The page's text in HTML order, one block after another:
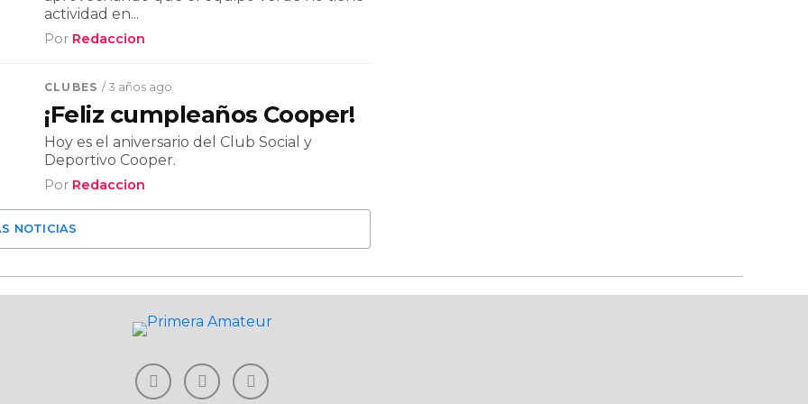
actividad en...
Por Redaccion
CLUBES / 3 años ago
¡Feliz cumpleaños Cooper!
Hoy es el aniversario del Club Social y
Deportivo Cooper.
Por Redaccion
NOTICIAS